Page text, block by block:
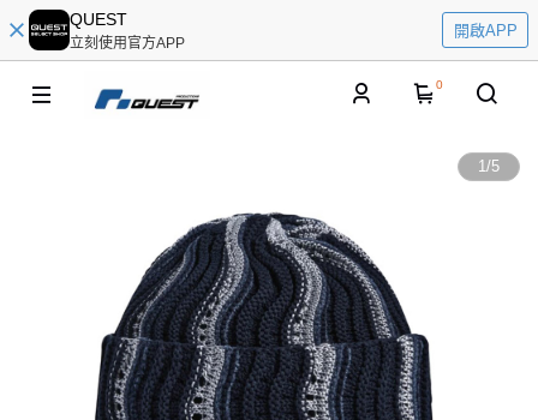
QUEST
立刻使用官方APP
開啟APP
0
1/5